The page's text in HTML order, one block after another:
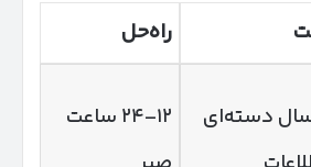
راه‌حل
دسته‌ای
۱۲–۲۴ ساعت